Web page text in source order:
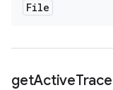
File
getActiveTrace